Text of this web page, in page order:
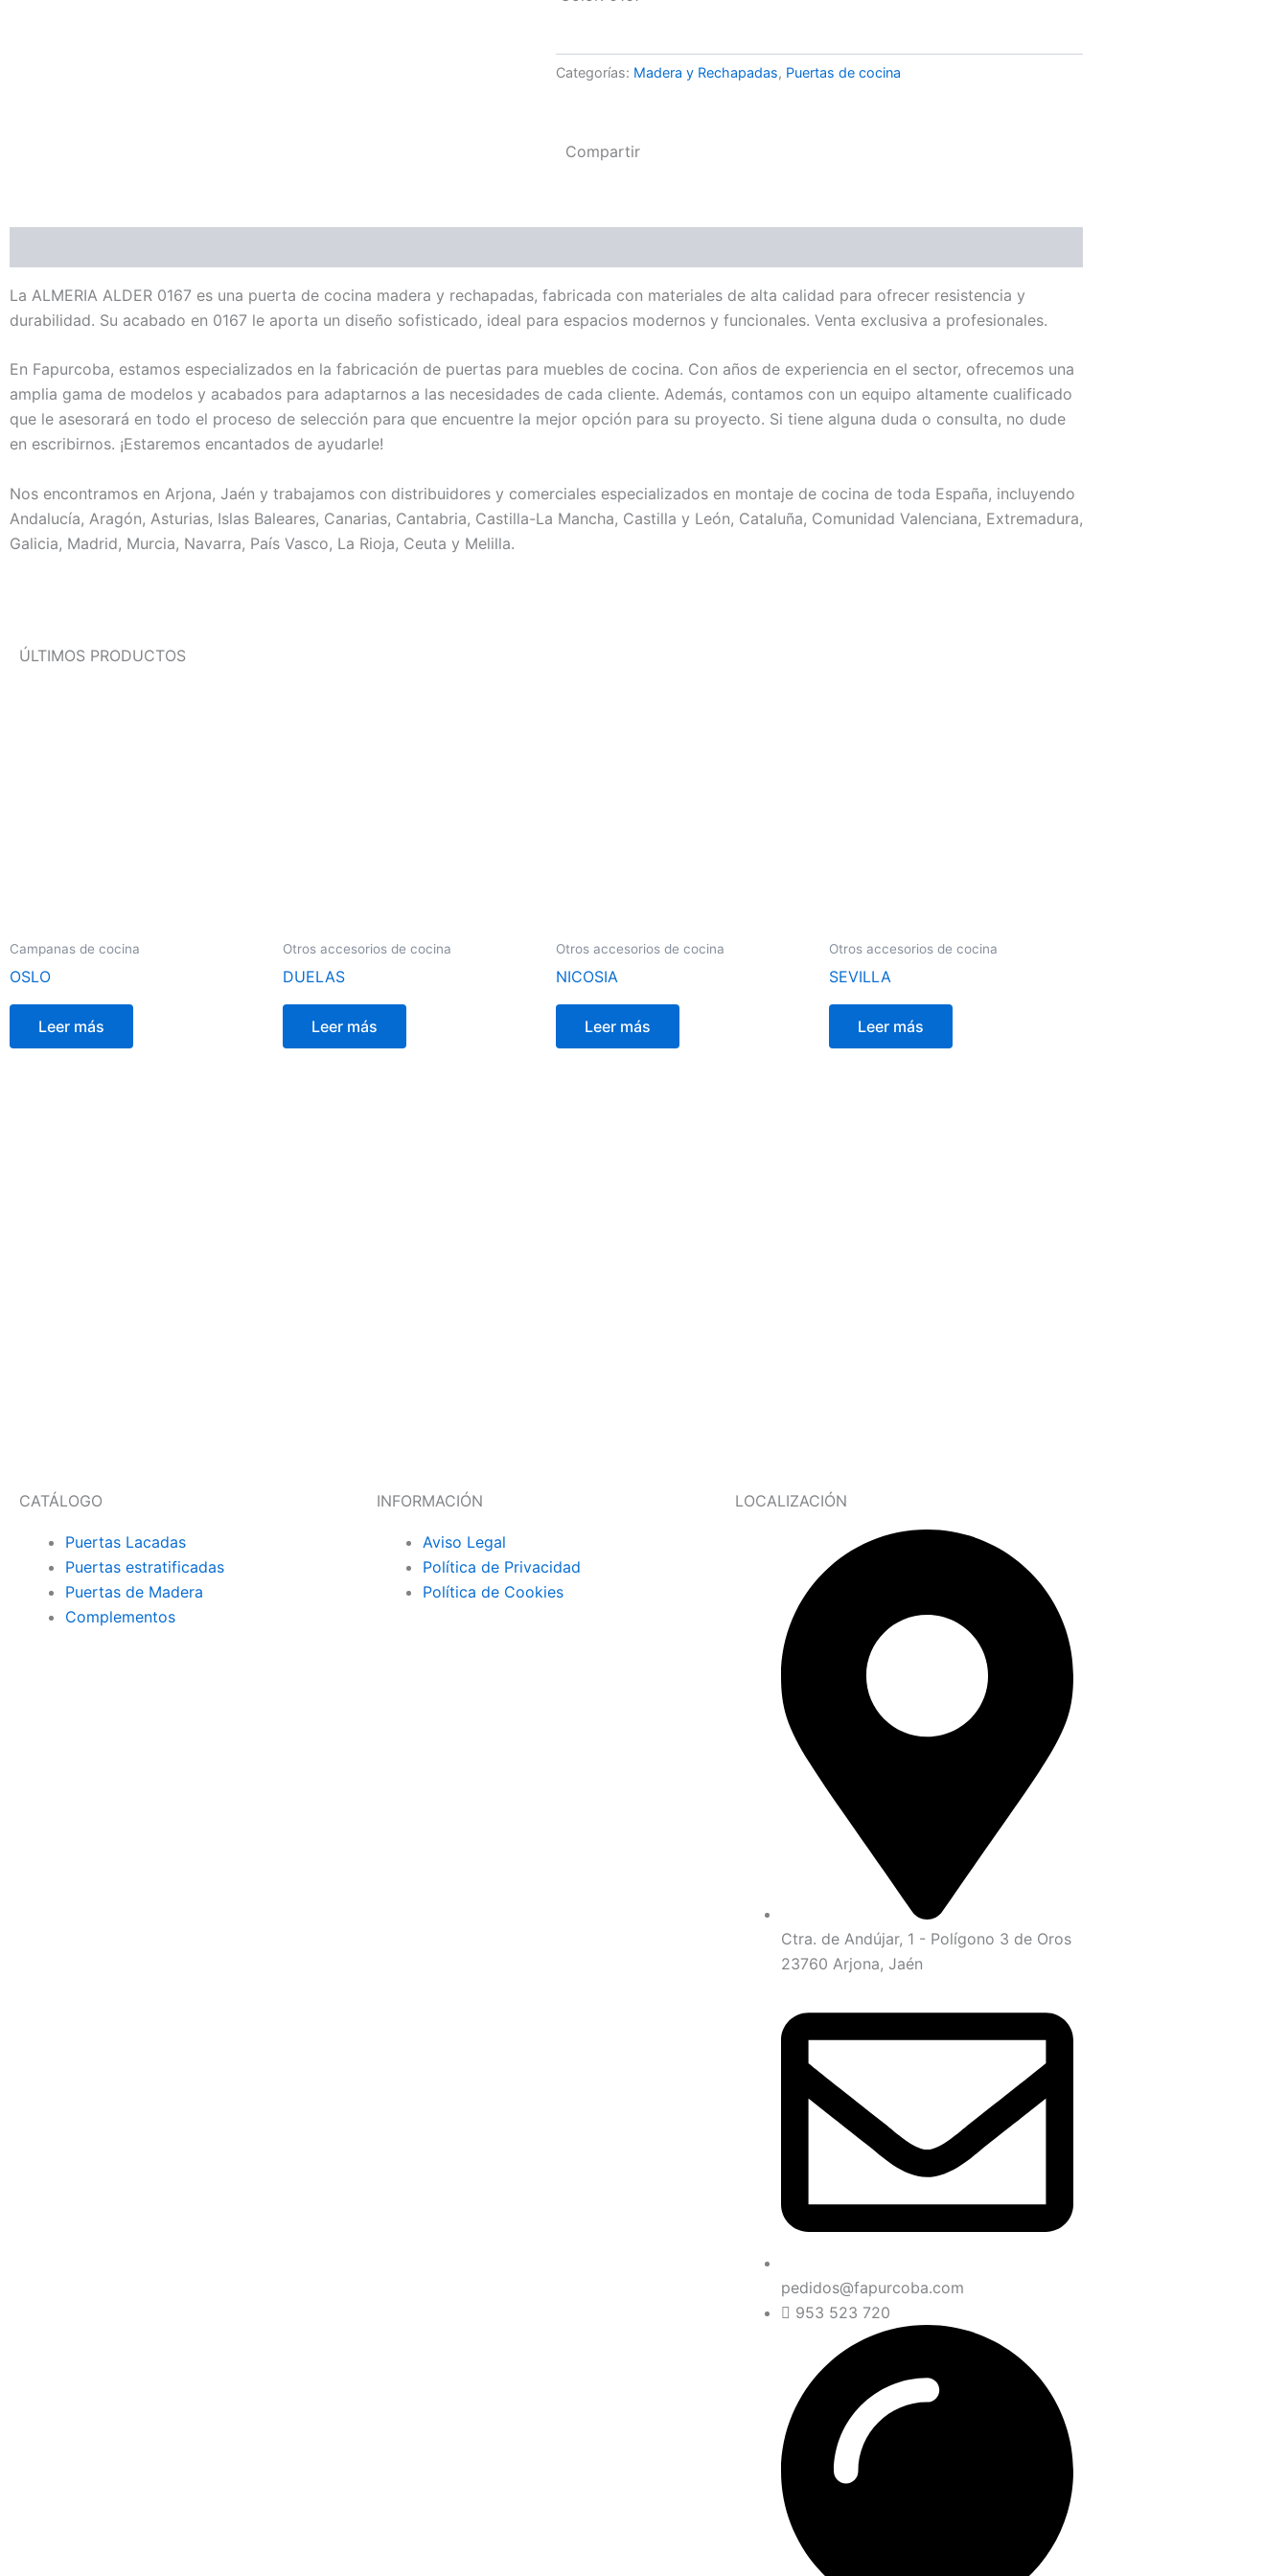
Categorías: Madera y Rechapadas, Puertas de cocina
Compartir
La ALMERIA ALDER 0167 es una puerta de cocina madera y rechapadas, fabricada con materiales de alta calidad para ofrecer resistencia y
durabilidad. Su acabado en 0167 le aporta un diseño sofisticado, ideal para espacios modernos y funcionales. Venta exclusiva a profesionales.
En Fapurcoba, estamos especializados en la fabricación de puertas para muebles de cocina. Con años de experiencia en el sector, ofrecemos una
amplia gama de modelos y acabados para adaptarnos a las necesidades de cada cliente. Además, contamos con un equipo altamente cualificado
que le asesorará en todo el proceso de selección para que encuentre la mejor opción para su proyecto. Si tiene alguna duda o consulta, no dude
en escribirnos. ¡Estaremos encantados de ayudarle!
Nos encontramos en Arjona, Jaén y trabajamos con distribuidores y comerciales especializados en montaje de cocina de toda España, incluyendo
Andalucía, Aragón, Asturias, Islas Baleares, Canarias, Cantabria, Castilla-La Mancha, Castilla y León, Cataluña, Comunidad Valenciana, Extremadura,
Galicia, Madrid, Murcia, Navarra, País Vasco, La Rioja, Ceuta y Melilla.
ÚLTIMOS PRODUCTOS
Campanas de cocina
OSLO
Leer más
Otros accesorios de cocina
DUELAS
Leer más
Otros accesorios de cocina
NICOSIA
Leer más
Otros accesorios de cocina
SEVILLA
Leer más
CATÁLOGO
Puertas Lacadas
Puertas estratificadas
Puertas de Madera
Complementos
INFORMACIÓN
Aviso Legal
Política de Privacidad
Política de Cookies
LOCALIZACIÓN
Ctra. de Andújar, 1 - Polígono 3 de Oros
23760 Arjona, Jaén
pedidos@fapurcoba.com
953 523 720